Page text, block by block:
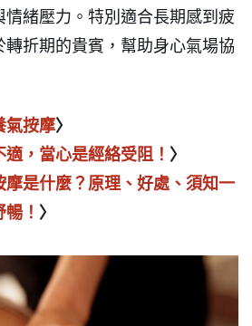
緒壓力。特別適合長期感到疲
折期的貴賓，幫助身心氣場協
氣按摩〉
適，當心是經絡受阻！ 〉
摩是什麼？原理、好處、須知一
！ 〉